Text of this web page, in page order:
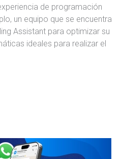
de programación
un equipo que se encuentra
Assistant para optimizar su
ideales para realizar el